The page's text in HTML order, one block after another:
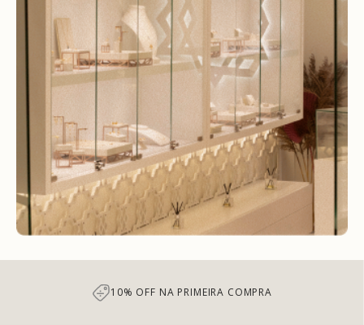
10% OFF NA PRIMEIRA COMPRA